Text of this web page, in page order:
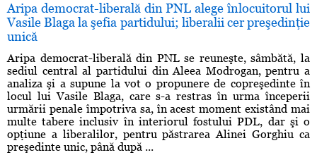
Aripa democrat-liberală din PNL alege înlocuitorul lui
Vasile Blaga la şefia partidului; liberalii cer preşedinţie
unică
Aripa democrat-liberală din PNL se reuneşte, sâmbătă, la
sediul central al partidului din Aleea Modrogan, pentru a
analiza şi a supune la vot o propunere de copreşedinte în
locul lui Vasile Blaga, care s-a restras în urma începerii
urmării penale împotriva sa, în acest moment existând mai
multe tabere inclusiv în interiorul fostului PDL, dar şi o
opţiune a liberalilor, pentru păstrarea Alinei Gorghiu ca
preşedinte unic, până după ...